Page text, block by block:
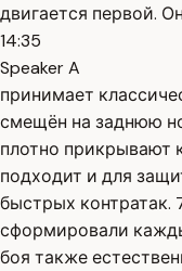
двигается первой.
14:35
Speaker A
принимает
смещён на заднюю
плотно прикрывают
подходит и для
быстрых контратак.
сформировали
боя также